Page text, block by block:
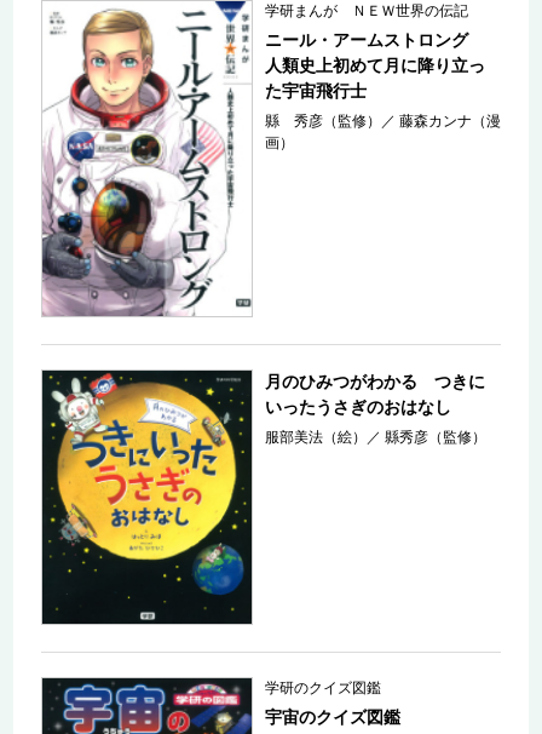
学研まんが ＮＥＷ世界の伝記
ニール・アームストロング
人類史上初めて月に降り立っ
た宇宙飛行士
縣 秀彦（監修） ／藤森カンナ（漫
画）
月のひみつがわかる つきに
いったうさぎのおはなし
服部美法（絵） ／縣秀彦（監修）
学研のクイズ図鑑
宇宙のクイズ図鑑